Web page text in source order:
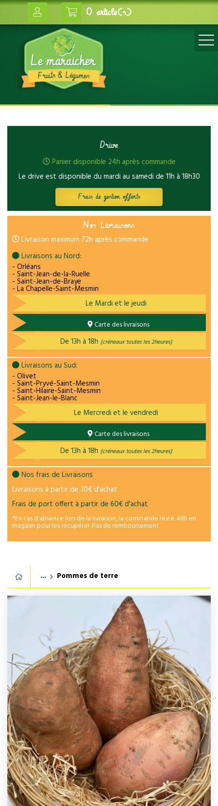
0 article(s)
Drive
Panier disponible 24h après commande
Le drive est disponible du mardi au samedi de 11h à 18h30
Frais de gestion offerts
Nos Livraisons
Livraison maximum 72h après commande
Livraisons au Nord:
- Orléans
- Saint-Jean-de-la-Ruelle
- Saint-Jean-de-Braye
- La Chapelle-Saint-Mesmin
Le Mardi et le jeudi
Carte des livraisons
De 13h à 18h (créneaux toutes les 2heures)
Livraisons au Sud:
- Olivet
- Saint-Pryvé-Saint-Mesmin
- Saint-Hilaire-Saint-Mesmin
- Saint-Jean-le-Blanc
Le Mercredi et le vendredi
Carte des livraisons
De 13h à 18h (créneaux toutes les 2heures)
Nos frais de Livraisons
Livraisons à partir de 30€ d'achat
Frais de port offert à partir de 60€ d'achat
*En cas d'absence lors de la livraison, la commande reste 48h en
magasin pour les récupérer-Pas de remboursement
... Pommes de terre